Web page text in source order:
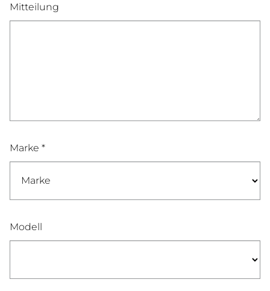
Mitteilung
Marke *
Modell